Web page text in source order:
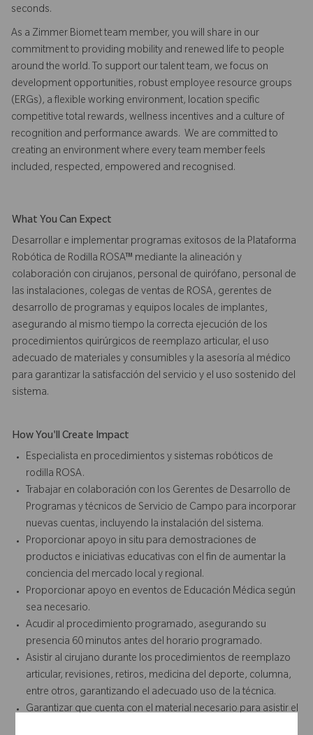
seconds.
As a Zimmer Biomet team member, you will share in our
commitment to providing mobility and renewed life to people
around the world. To support our talent team, we focus on
development opportunities, robust employee resource groups
(ERGs), a flexible working environment, location specific
competitive total rewards, wellness incentives and a culture of
recognition and performance awards. We are committed to
creating an environment where every team member feels
included, respected, empowered and recognised.
What You Can Expect
Desarrollar e implementar programas exitosos de la Plataforma
Robótica de Rodilla ROSA™ mediante la alineación y
colaboración con cirujanos, personal de quirófano, personal de
las instalaciones, colegas de ventas de ROSA, gerentes de
desarrollo de programas y equipos locales de implantes,
asegurando al mismo tiempo la correcta ejecución de los
procedimientos quirúrgicos de reemplazo articular, el uso
adecuado de materiales y consumibles y la asesoría al médico
para garantizar la satisfacción del servicio y el uso sostenido del
sistema.
How You'll Create Impact
Especialista en procedimientos y sistemas robóticos de
rodilla ROSA.
Trabajar en colaboración con los Gerentes de Desarrollo de
Programas y técnicos de Servicio de Campo para incorporar
nuevas cuentas, incluyendo la instalación del sistema.
Proporcionar apoyo in situ para demostraciones de
productos e iniciativas educativas con el fin de aumentar la
conciencia del mercado local y regional.
Proporcionar apoyo en eventos de Educación Médica según
sea necesario.
Acudir al procedimiento programado, asegurando su
presencia 60 minutos antes del horario programado.
Asistir al cirujano durante los procedimientos de reemplazo
articular, revisiones, retiros, medicina del deporte, columna,
entre otros, garantizando el adecuado uso de la técnica.
Garantizar que cuenta con el material necesario para asistir el